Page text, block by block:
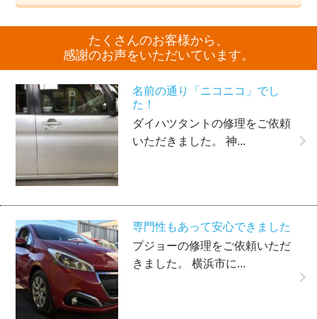
たくさんのお客様から、
感謝のお声をいただいています。
名前の通り「ニコニコ」でし
た！
ダイハツタントの修理をご依頼
いただきました。 神...
専門性もあって安心できました
プジョーの修理をご依頼いただ
きました。 横浜市に...